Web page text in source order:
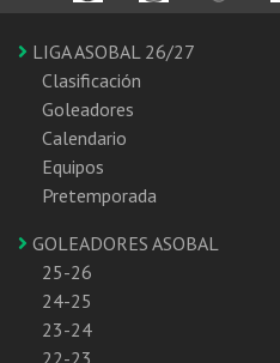
LIGA ASOBAL 26/27
Clasificación
Goleadores
Calendario
Equipos
Pretemporada
GOLEADORES ASOBAL
25-26
24-25
23-24
22-23